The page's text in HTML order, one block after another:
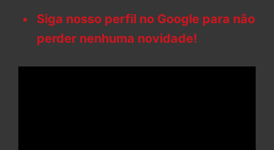
Siga nosso perfil no Google para não
perder nenhuma novidade!